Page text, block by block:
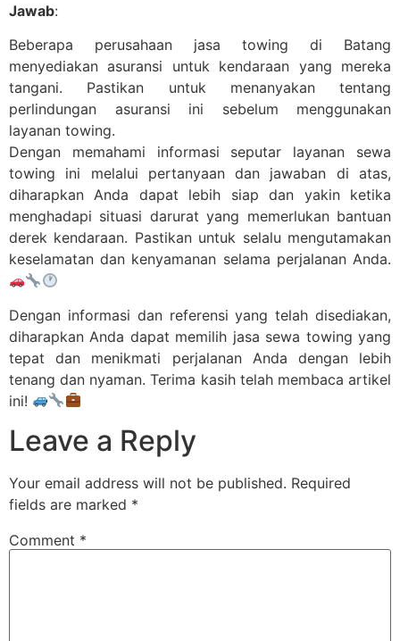
Jawab:
Beberapa perusahaan jasa towing di Batang
menyediakan asuransi untuk kendaraan yang mereka
tangani. Pastikan untuk menanyakan tentang
perlindungan asuransi ini sebelum menggunakan
layanan towing.
Dengan memahami informasi seputar layanan sewa
towing ini melalui pertanyaan dan jawaban di atas,
diharapkan Anda dapat lebih siap dan yakin ketika
menghadapi situasi darurat yang memerlukan bantuan
derek kendaraan. Pastikan untuk selalu mengutamakan
keselamatan dan kenyamanan selama perjalanan Anda.
Dengan informasi dan referensi yang telah disediakan,
diharapkan Anda dapat memilih jasa sewa towing yang
tepat dan menikmati perjalanan Anda dengan lebih
tenang dan nyaman. Terima kasih telah membaca artikel
ini!
Leave a Reply
Your email address will not be published. Required
fields are marked *
Comment *